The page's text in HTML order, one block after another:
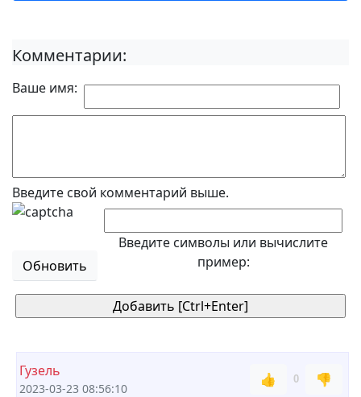
Комментарии:
Ваше имя:
Введите свой комментарий выше.
Обновить
Введите символы или вычислите
пример:
Гузель
2023-03-23 08:56:10
👍 0
👎